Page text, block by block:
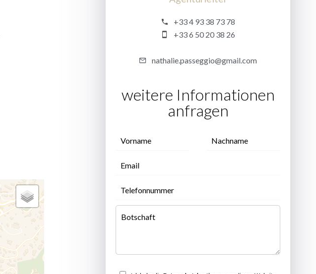
+33 4 93 38 73 78
+33 6 50 20 38 26
nathalie.passeggio@gmail.com
weitere Informationen
anfragen